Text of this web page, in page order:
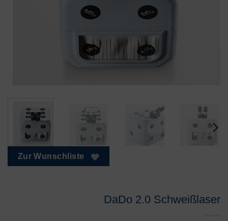
Zur Wunschliste
DaDo 2.0 Schweißlaser